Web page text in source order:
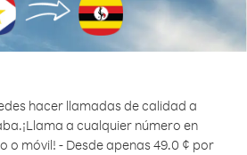
hacer llamadas de calidad a
¡Llama a cualquier número en
o móvil! - Desde apenas 49.0 ¢ por